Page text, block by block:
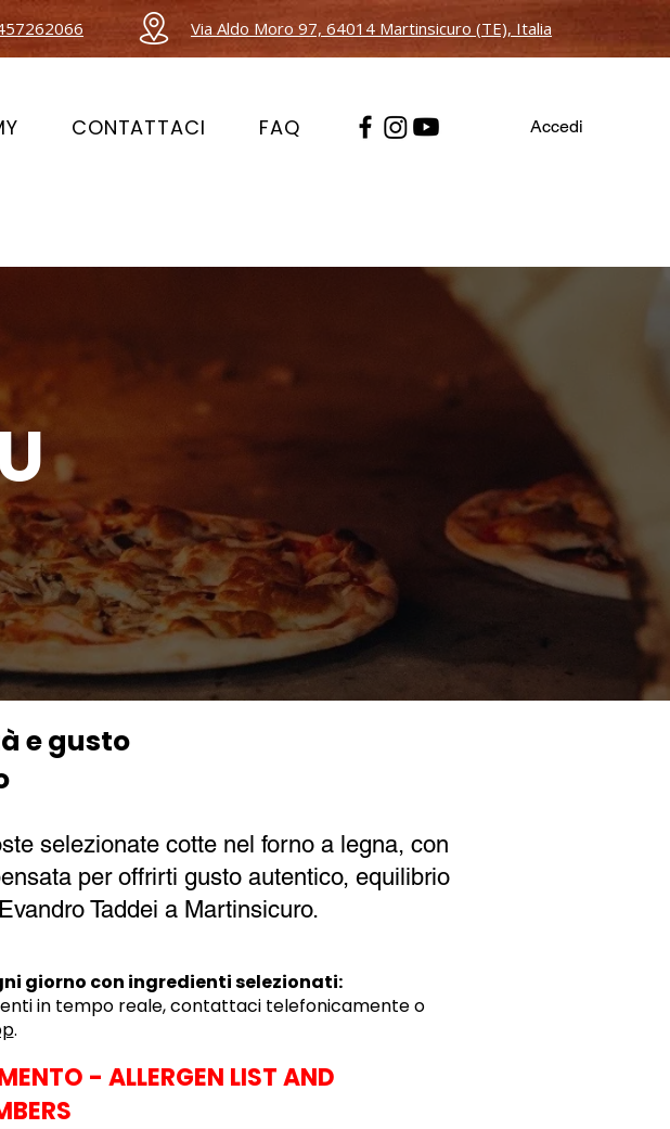
Via Aldo Moro 97, 64014 Martinsicuro (TE), Italia
CONTATTACI FAQ Accedi
e gusto
selezionate cotte nel forno a legna, con
per offrirti gusto autentico, equilibrio
Taddei a Martinsicuro.
giorno con ingredienti selezionati:
in tempo reale, contattaci telefonicamente o
.
- ALLERGEN LIST AND